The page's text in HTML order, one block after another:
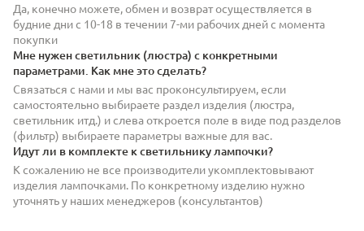
Да, конечно можете, обмен и возврат осуществляется в
будние дни с 10-18 в течении 7-ми рабочих дней с момента
покупки
Мне нужен светильник (люстра) с конкретными
параметрами. Как мне это сделать?
Связаться с нами и мы вас проконсультируем, если
самостоятельно выбираете раздел изделия (люстра,
светильник итд.) и слева откроется поле в виде под разделов
(фильтр) выбираете параметры важные для вас.
Идут ли в комплекте к светильнику лампочки?
К сожалению не все производители укомплектовывают
изделия лампочками. По конкретному изделию нужно
уточнять у наших менеджеров (консультантов)